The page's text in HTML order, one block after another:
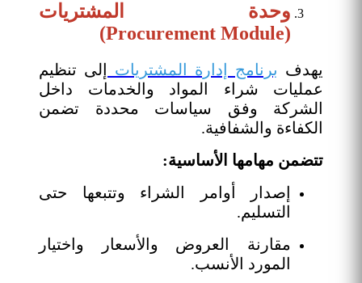
وحدة المشتريات
(Procurement Module)
يهدف برنامج إدارة المشتريات
إلى تنظيم
عمليات شراء المواد والخدمات داخل
الشركة وفق سياسات محددة تضمن
الكفاءة والشفافية.
تتضمن مهامها الأساسية:
إصدار أوامر الشراء وتتبعها حتى
التسليم.
مقارنة العروض والأسعار واختيار
المورد الأنسب.